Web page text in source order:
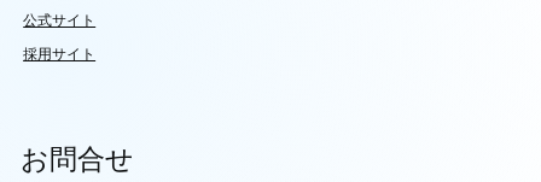
公式サイト
採用サイト
お問合せ